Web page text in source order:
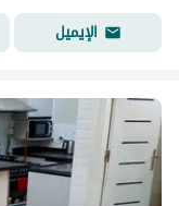
الإيميل